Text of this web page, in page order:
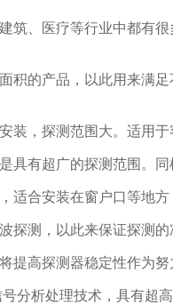
、医疗等行业中都有
积的产品，以此用来满
，探测范围大。适用于
有超广的探测范围。同
适合安装在窗户口等地方
探测，以此来保证探测的
高探测器稳定性作为努
分析处理技术，具有超